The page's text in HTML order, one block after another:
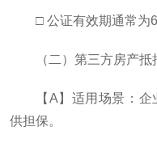
□ 公证有效期通常为
（二）第三方房产抵
【A】适用场景：
供担保。